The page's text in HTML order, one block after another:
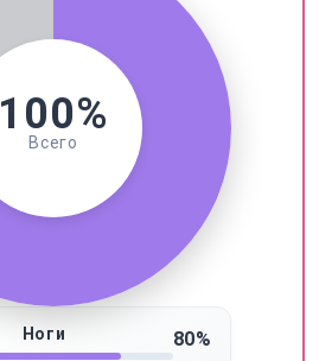
100%
Всего
Ноги 80%